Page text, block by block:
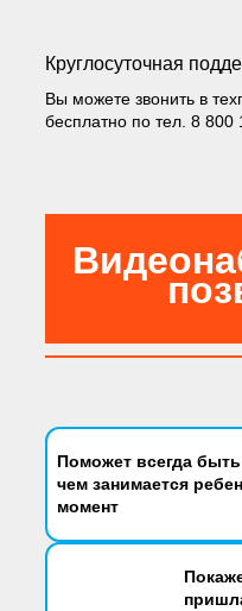
Круглосуточная
Вы можете звонить в
бесплатно по тел. 8 800
Поможет всегда быть
чем занимается
момент